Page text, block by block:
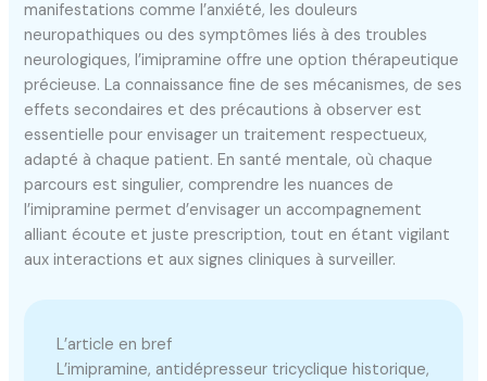
manifestations comme l’anxiété, les douleurs
neuropathiques ou des symptômes liés à des troubles
neurologiques, l’imipramine offre une option thérapeutique
précieuse. La connaissance fine de ses mécanismes, de ses
effets secondaires et des précautions à observer est
essentielle pour envisager un traitement respectueux,
adapté à chaque patient. En santé mentale, où chaque
parcours est singulier, comprendre les nuances de
l’imipramine permet d’envisager un accompagnement
alliant écoute et juste prescription, tout en étant vigilant
aux interactions et aux signes cliniques à surveiller.
L’article en bref
L’imipramine, antidépresseur tricyclique historique,